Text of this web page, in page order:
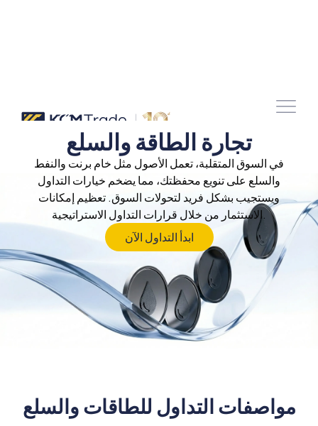
تجارة الطاقة والسلع
في السوق المتقلبة، تعمل الأصول مثل خام برنت والنفط
والسلع على تنويع محفظتك، مما يضخم خيارات التداول
ويستجيب بشكل فريد لتحولات السوق. تعظيم إمكانات
ابدأ التداول الآن
مواصفات التداول للطاقات والسلع